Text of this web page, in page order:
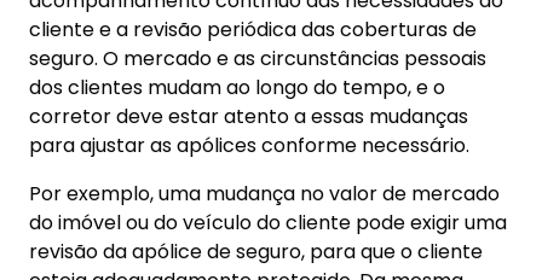
cliente e a revisão periódica das coberturas de
seguro. O mercado e as circunstâncias pessoais
dos clientes mudam ao longo do tempo, e o
corretor deve estar atento a essas mudanças
para ajustar as apólices conforme necessário.
Por exemplo, uma mudança no valor de mercado
do imóvel ou do veículo do cliente pode exigir uma
revisão da apólice de seguro, para que o cliente